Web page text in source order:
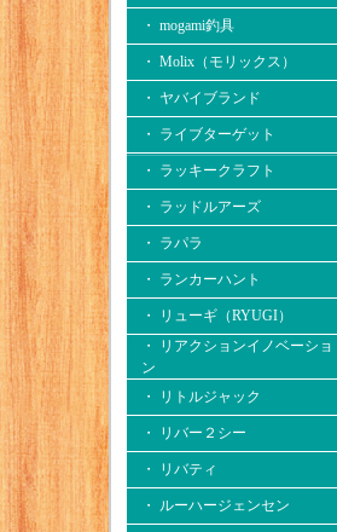
・ mogami釣具
・ Molix（モリックス）
・ ヤバイブランド
・ ライブターゲット
・ ラッキークラフト
・ ラッドルアーズ
・ ラパラ
・ ランカーハント
・ リューギ（RYUGI）
・ リアクションイノベーショ
ン
・ リトルジャック
・ リバー２シー
・ リバティ
・ ルーハージェンセン